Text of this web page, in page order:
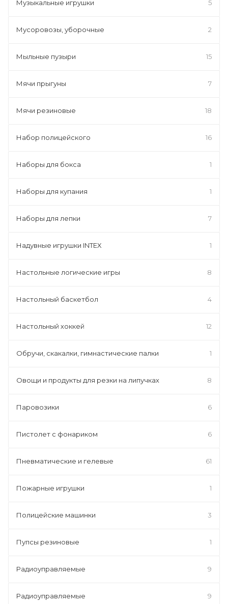
Музыкальные игрушки 5
Мусоровозы, уборочные 2
Мыльные пузыри 15
Мячи прыгуны 7
Мячи резиновые 18
Набор полицейского 16
Наборы для бокса 1
Наборы для купания 1
Наборы для лепки 7
Надувные игрушки INTEX 1
Настольные логические игры 8
Настольный баскетбол 4
Настольный хоккей 12
Обручи, скакалки, гимнастические палки 1
Овощи и продукты для резки на липучках 8
Паровозики 6
Пистолет с фонариком 6
Пневматические и гелевые 61
Пожарные игрушки 1
Полицейские машинки 3
Пупсы резиновые 1
Радиоуправляемые 9
Радиоуправляемые 9